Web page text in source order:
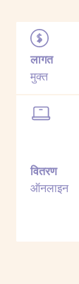
लागत
मुक्त
वितरण
ऑनलाइन